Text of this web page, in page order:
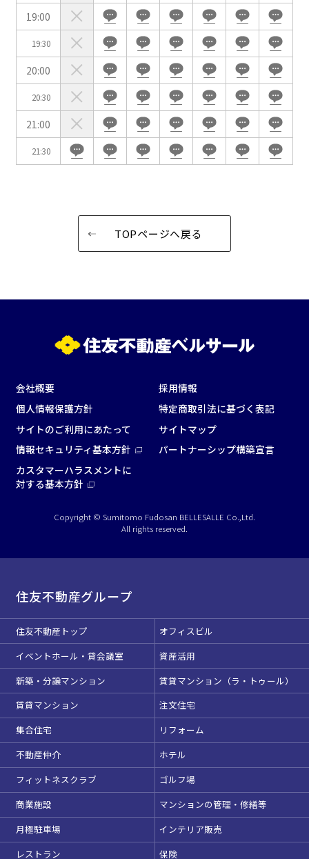
19:00
19:30
20:00
20:30
21:00
21:30
TOPページへ戻る
会社概要
採用情報
個人情報保護方針
特定商取引法に基づく表記
サイトのご利用にあたって
サイトマップ
情報セキュリティ基本方針
パートナーシップ構築宣言
カスタマーハラスメントに
対する基本方針
Copyright © Sumitomo Fudosan BELLESALLE Co.,Ltd.
All rights reserved.
住友不動産グループ
住友不動産トップ
オフィスビル
イベントホール・貸会議室
資産活用
新築・分譲マンション
賃貸マンション（ラ・トゥール）
賃貸マンション
注文住宅
集合住宅
リフォーム
不動産仲介
ホテル
フィットネスクラブ
ゴルフ場
商業施設
マンションの管理・修繕等
月極駐車場
インテリア販売
レストラン
保険
この条件で検索
選択している条件をリセットする